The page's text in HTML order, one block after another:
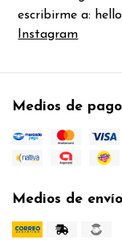
escribirme a:
Instagram
Medios de pago
Medios de envío